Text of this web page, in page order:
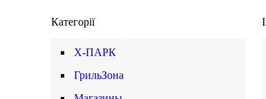
Категорії
X-ПАРК
ГрильЗона